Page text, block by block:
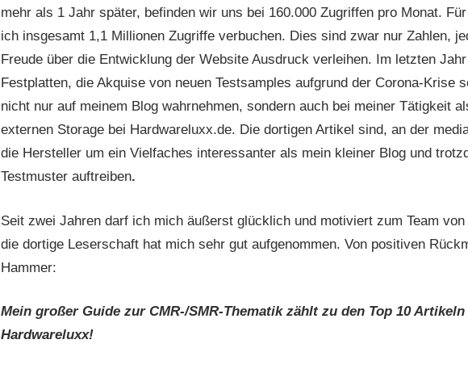
mehr als 1 Jahr später, befinden wir uns bei 160.000 Zugriffen pro Monat.
ich insgesamt 1,1 Millionen Zugriffe verbuchen. Dies sind zwar nur Zahlen,
Freude über die Entwicklung der Website Ausdruck verleihen. Im letzten
Festplatten, die Akquise von neuen Testsamples aufgrund der Corona-Krise
nicht nur auf meinem Blog wahrnehmen, sondern auch bei meiner Tätigkeit
externen Storage bei Hardwareluxx.de. Die dortigen Artikel sind, an der
die Hersteller um ein Vielfaches interessanter als mein kleiner Blog und
Testmuster auftreiben.
Seit zwei Jahren darf ich mich äußerst glücklich und motiviert zum Team
die dortige Leserschaft hat mich sehr gut aufgenommen. Von positiven
Hammer:
Mein großer Guide zur CMR-/SMR-Thematik zählt zu den Top 10
Hardwareluxx!